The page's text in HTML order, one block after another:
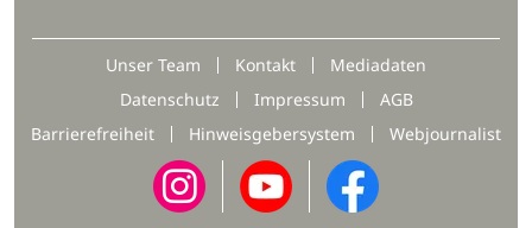
Unser Team Kontakt
Mediadaten
Datenschutz
Impressum
AGB
Barrierefreiheit
Hinweisgebersystem Webjournalist